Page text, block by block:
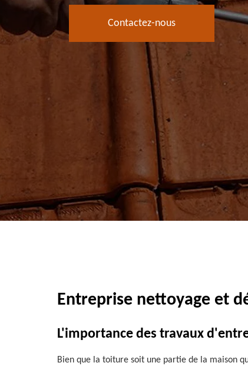
Contactez-nous
Entreprise nettoyage et
L'importance des travaux
Bien que la toiture soit une partie de la maison